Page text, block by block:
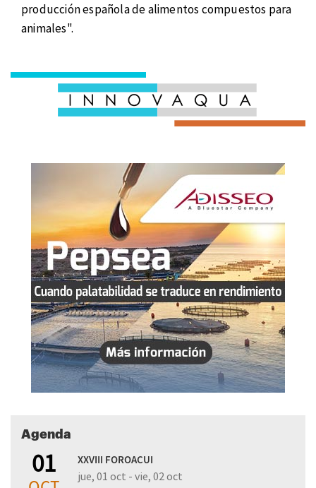
producción española de alimentos compuestos para
animales".
Agenda
01 XXVIII FOROACUI
jue, 01 oct - vie, 02 oct